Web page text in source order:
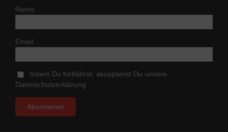
Name
Email
Indem Du fortfährst, akzeptierst Du unsere
Datenschutzerklärung.